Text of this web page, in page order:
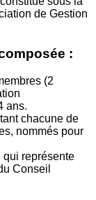
de Gestion
:
(2
ans.
chacune de
nommés pour
qui représente
Conseil